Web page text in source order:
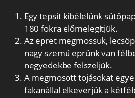
Egy tepsit kibélelünk
180 fokra előmelegítjük.
Az epret megmossuk,
nagy szemű eprünk van
negyedekbe felszeljük.
A megmosott tojásokat
fakanállal elkeverjük a